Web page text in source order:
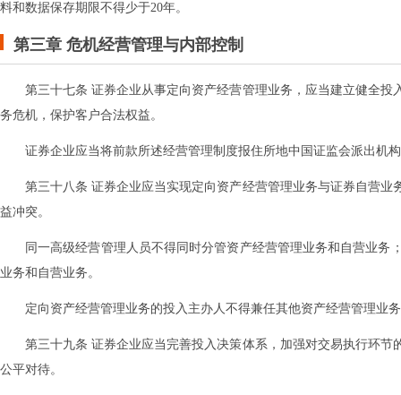
料和数据保存期限不得少于20年。
第三章 危机经营管理与内部控制
第三十七条 证券企业从事定向资产经营管理业务，应当建立健全
务危机，保护客户合法权益。
证券企业应当将前款所述经营管理制度报住所地中国证监会派出机
第三十八条 证券企业应当实现定向资产经营管理业务与证券自营
益冲突。
同一高级经营管理人员不得同时分管资产经营管理业务和自营业
业务和自营业务。
定向资产经营管理业务的投入主办人不得兼任其他资产经营管理业
第三十九条 证券企业应当完善投入决策体系，加强对交易执行环
公平对待。